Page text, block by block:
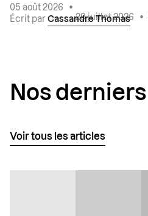
05 août 2026
•
Écrit par Cassandre Thomas
29 juillet 2026 •
Nos derniers
Voir tous les articles